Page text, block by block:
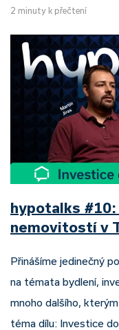
2 minuty k přečtení
hypotalks
nemovitostí v
Přinášíme jedinečný
na témata bydlení,
mnoho dalšího,
téma dílu: Investice